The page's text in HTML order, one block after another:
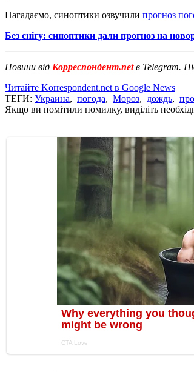
Нагадаємо, синоптики озвучили прогноз
Без снігу: синоптики дали прогноз на
Новини від Корреспондент.netв Telegram.
Читайте Korrespondent.net в Google News
ТЕГИ: Украина, погода, Мороз, дождь,
Якщо ви помітили помилку, виділіть